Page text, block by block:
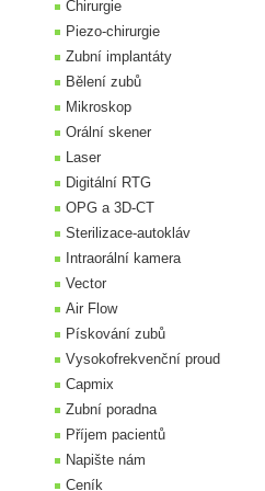
Chirurgie
Piezo-chirurgie
Zubní implantáty
Bělení zubů
Mikroskop
Orální skener
Laser
Digitální RTG
OPG a 3D-CT
Sterilizace-autokláv
Intraorální kamera
Vector
Air Flow
Pískování zubů
Vysokofrekvenční proud
Capmix
Zubní poradna
Příjem pacientů
Napište nám
Ceník